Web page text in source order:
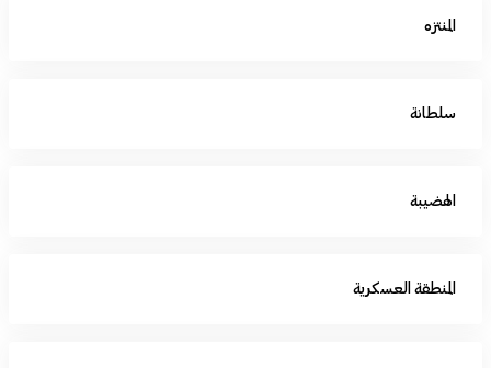
المنتزه
سلطانة
الهضيبة
المنطقة العسكرية